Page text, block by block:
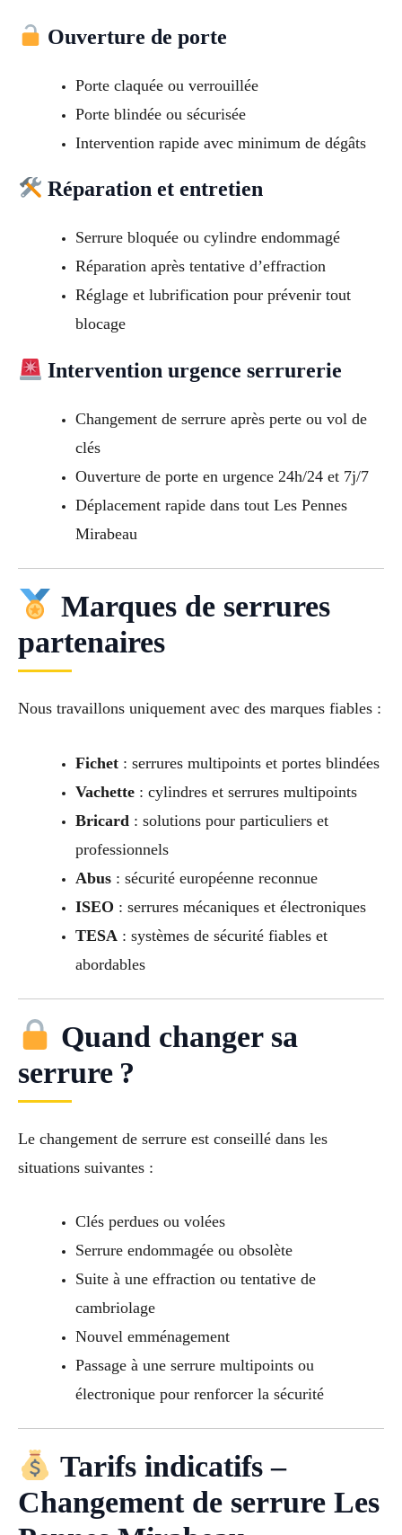
Ouverture de porte
Porte claquée ou verrouillée
Porte blindée ou sécurisée
Intervention rapide avec minimum de dégâts
Réparation et entretien
Serrure bloquée ou cylindre endommagé
Réparation après tentative d’effraction
Réglage et lubrification pour prévenir tout
blocage
Intervention urgence serrurerie
Changement de serrure après perte ou vol de
clés
Ouverture de porte en urgence 24h/24 et 7j/7
Déplacement rapide dans tout Les Pennes
Mirabeau
Marques de serrures
partenaires
Nous travaillons uniquement avec des marques fiables :
Fichet: serrures multipoints et portes blindées
Vachette: cylindres et serrures multipoints
Bricard : solutions pour particuliers et
professionnels
Abus: sécurité européenne reconnue
ISEO : serrures mécaniques et électroniques
TESA : systèmes de sécurité fiables et
abordables
Quand changer sa
serrure ?
Le changement de serrure est conseillé dans les
situations suivantes :
Clés perdues ou volées
Serrure endommagée ou obsolète
Suite à une effraction ou tentative de
cambriolage
Nouvel emménagement
Passage à une serrure multipoints ou
électronique pour renforcer la sécurité
Tarifs indicatifs –
Changement de serrure Les